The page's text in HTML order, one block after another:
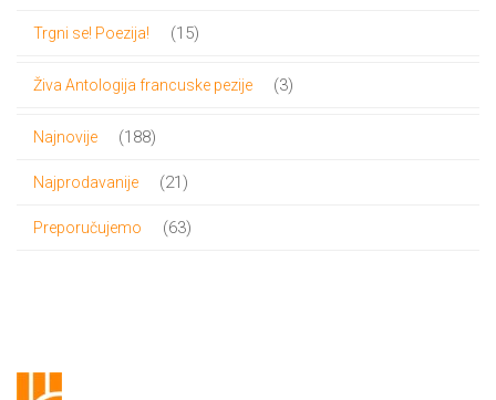
Trgni se! Poezija! 1515
Živa Antologija francuske pezije 33
Najnovije 188188
Najprodavanije 21 21
Preporučujemo 6363